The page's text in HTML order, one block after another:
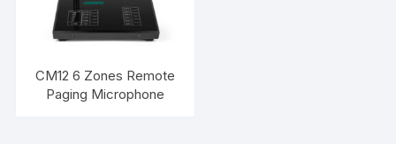
CM12 6 Zones Remote
Paging Microphone